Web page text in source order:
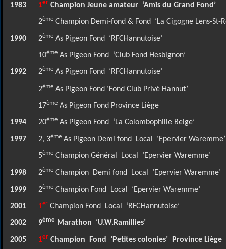
1983 1er Champion Jeune amateur ‘Amis du Grand Fond’
2ème Champion Demi-fond & Fond ‘La Cigogne Lens-St-
1990 2ème As Pigeon Fond ‘RFCHannutoise’
10ème As Pigeon Fond ‘Club Fond Hesbignon’
1992 2ème As Pigeon Fond ‘RFCHannutoise’
2ème As Pigeon Fond ‘Fond Club Privé Hannut’
17ème As Pigeon Fond Province Liège
1994 20ème As Pigeon Fond ‘La Colombophilie Belge’
1997 2, 3ème As Pigeon Demi fond Local ‘Epervier Waremme’
5ème Champion Général Local ‘Epervier Waremme’
1998 2ème Champion Demi fond Local ‘Epervier Waremme’
1999 2ème Champion Fond Local ‘Epervier Waremme’
2001 1er Champion Fond Local ‘RFCHannutoise’
2002 9ème Marathon ‘U.W.Ramillies’
2005 1er Champion Fond ‘Petites colonies’ Province Liège